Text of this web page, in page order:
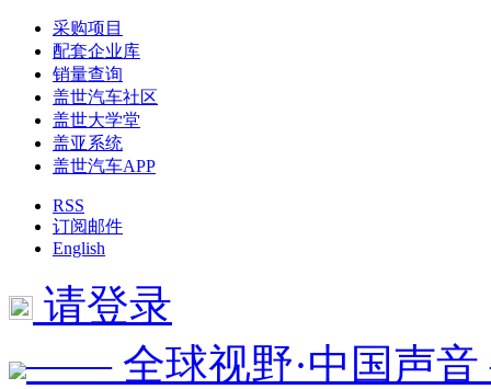
采购项目
配套企业库
销量查询
盖世汽车社区
盖世大学堂
盖亚系统
盖世汽车APP
RSS
订阅邮件
English
请登录
—— 全球视野·中国声